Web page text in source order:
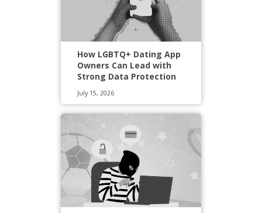
How LGBTQ+ Dating App
Owners Can Lead with
Strong Data Protection
July 15, 2026